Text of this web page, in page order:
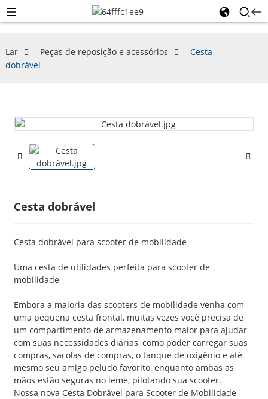
Lar Peças de reposição e acessórios
Cesta
dobrável
Cesta dobrável
Cesta dobrável para scooter de mobilidade
Uma cesta de utilidades perfeita para scooter de
mobilidade
Embora a maioria das scooters de mobilidade venha com
uma pequena cesta frontal, muitas vezes você precisa de
um compartimento de armazenamento maior para ajudar
com suas necessidades diárias, como poder carregar suas
compras, sacolas de compras, o tanque de oxigênio e até
mesmo seu amigo peludo favorito, enquanto ambas as
mãos estão seguras no leme, pilotando sua scooter.
Nossa nova Cesta Dobrável para Scooter de Mobilidade